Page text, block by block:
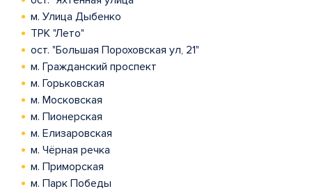
м. Улица Дыбенко
ТРК "Лето"
ост. "Большая Пороховская ул, 21"
м. Гражданский проспект
м. Горьковская
м. Московская
м. Пионерская
м. Елизаровская
м. Чёрная речка
м. Приморская
м. Парк Победы